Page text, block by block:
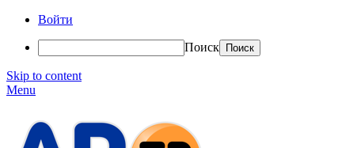
Войти
Поиск
Skip to content
Menu